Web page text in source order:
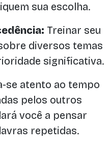
sua escolha.
Treinar seu
diversos temas
significativa.
se atento ao tempo
pelos outros
você a pensar
repetidas.